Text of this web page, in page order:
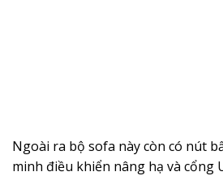
Ngoài ra bộ sofa này còn có nút
minh điều khiển nâng hạ và cổng